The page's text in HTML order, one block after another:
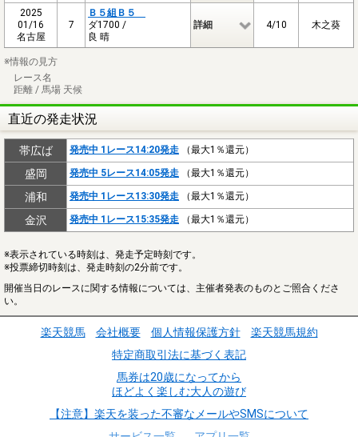
2025
01/16
名古屋
7
Ｂ５組Ｂ５
ダ1700 /
良 晴
詳細 4/10 木之葵
※情報の見方
レース名
距離 / 馬場 天候
直近の発走状況
帯広ば 発売中 1レース14:20発走 （最大1％還元）
盛岡 発売中 5レース14:05発走 （最大1％還元）
浦和 発売中 1レース13:30発走 （最大1％還元）
金沢 発売中 1レース15:35発走 （最大1％還元）
※表示されている時刻は、発走予定時刻です。
※投票締切時刻は、発走時刻の2分前です。
開催当日のレースに関する情報については、主催者発表のものとご照合くださ
い。
楽天競馬 会社概要 個人情報保護方針
楽天競馬規約
特定商取引法に基づく表記
馬券は20歳になってから
ほどよく楽しむ大人の遊び
【注意】楽天を装った不審なメールやSMSについて